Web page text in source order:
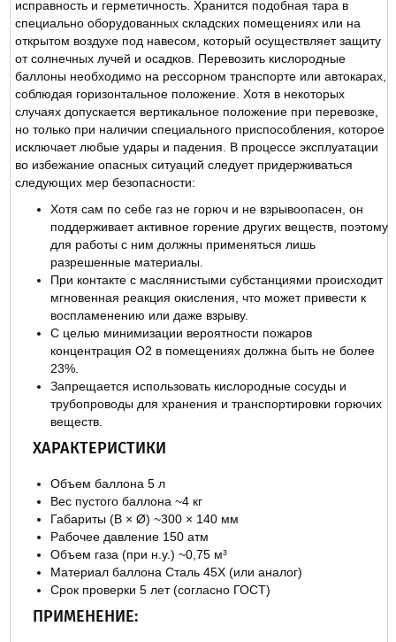
исправность и герметичность. Хранится подобная тара в
специально оборудованных складских помещениях или на
открытом воздухе под навесом, который осуществляет защиту
от солнечных лучей и осадков. Перевозить кислородные
баллоны необходимо на рессорном транспорте или автокарах,
соблюдая горизонтальное положение. Хотя в некоторых
случаях допускается вертикальное положение при перевозке,
но только при наличии специального приспособления, которое
исключает любые удары и падения. В процессе эксплуатации
во избежание опасных ситуаций следует придерживаться
следующих мер безопасности:
Хотя сам по себе газ не горюч и не взрывоопасен, он
поддерживает активное горение других веществ, поэтому
для работы с ним должны применяться лишь
разрешенные материалы.
При контакте с маслянистыми субстанциями происходит
мгновенная реакция окисления, что может привести к
воспламенению или даже взрыву.
С целью минимизации вероятности пожаров
концентрация O2 в помещениях должна быть не более
23%.
Запрещается использовать кислородные сосуды и
трубопроводы для хранения и транспортировки горючих
веществ.
ХАРАКТЕРИСТИКИ
Объем баллона 5 л
Вес пустого баллона ~4 кг
Габариты (В × Ø) ~300 × 140 мм
Рабочее давление 150 атм
Объем газа (при н.у.) ~0,75 м³
Материал баллона Сталь 45Х (или аналог)
Срок проверки 5 лет (согласно ГОСТ)
ПРИМЕНЕНИЕ: